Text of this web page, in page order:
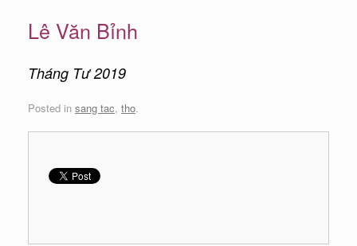
Lê Văn Bỉnh
Tháng Tư 2019
Posted in sang tac, tho.